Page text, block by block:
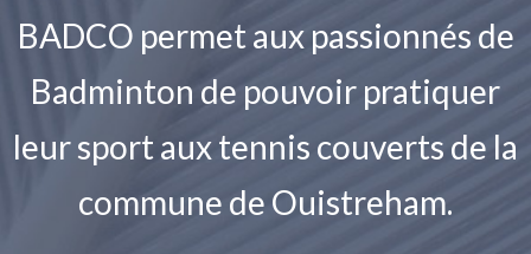
BADCO permet aux passionnés de
Badminton de pouvoir pratiquer
leur sport aux tennis couverts de la
commune de Ouistreham.